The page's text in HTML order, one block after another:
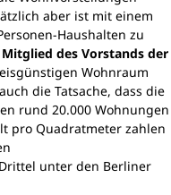
aber ist mit einem
Haushalten zu
Mitglied des Vorstands der
Wohnraum
die Tatsache, dass die
rund 20.000 Wohnungen
pro Quadratmeter zahlen
unter den Berliner